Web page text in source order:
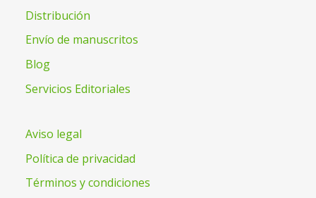
Distribución
Envío de manuscritos
Blog
Servicios Editoriales
Aviso legal
Política de privacidad
Términos y condiciones